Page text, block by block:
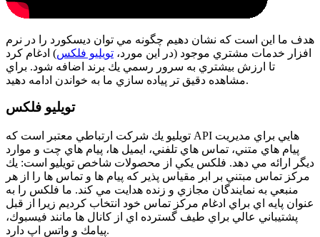
هدف ما اين است كه نشان دهيم چگونه مي توان ديسكورد را در نرم
افزار خدمات مشتري موجود (در اين مورد، تويليو فلكس) ادغام كرد
تا ارزش بيشتري به سرور رسمي يك برند اضافه شود. براي
مشاهده دقيق تر پياده سازي ما به خواندن ادامه دهيد.
تويليو فلكس
تويليو يك شركت ارتباطي معتبر است كه API هايي براي مديريت
پيام هاي متني، تماس هاي تلفني، ايميل ها، پيام هاي چت و موارد
ديگر ارائه مي دهد. فلكس يكي از محصولات شاخص تويليو است: يك
مركز تماس مبتني بر ابر مقياس پذير كه پيام ها و تماس ها را از هر
منبعي به نمايندگان مجازي و زنده هدايت مي كند. ما فلكس را به
عنوان پايه اي براي ادغام مركز تماس خود انتخاب كرديم زيرا از قبل
پشتيباني عالي براي طيف گسترده اي از كانال ها مانند فيسبوك،
پيامك و واتس اپ دارد.